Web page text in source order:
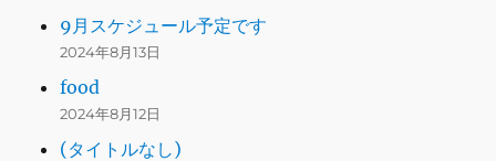
9月スケジュール予定です
2024年8月13日
food
2024年8月12日
(タイトルなし)